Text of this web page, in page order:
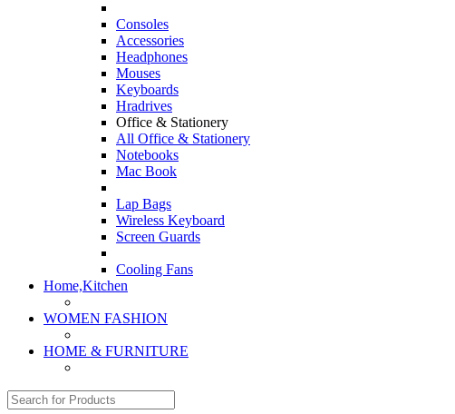
Consoles
Accessories
Headphones
Mouses
Keyboards
Hradrives
Office & Stationery
All Office & Stationery
Notebooks
Mac Book
Lap Bags
Wireless Keyboard
Screen Guards
Cooling Fans
Home,Kitchen
WOMEN FASHION
HOME & FURNITURE
Search for: